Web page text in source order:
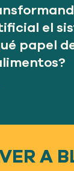
el
papel
A